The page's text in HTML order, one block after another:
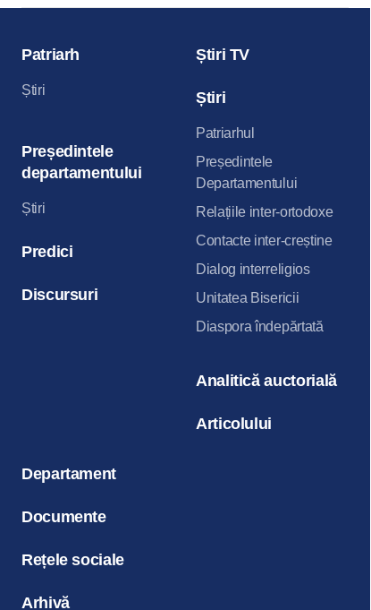
Patriarh
Știri
Președintele
departamentului
Știri
Predici
Discursuri
Știri TV
Știri
Patriarhul
Președintele
Departamentului
Relațiile inter-ortodoxe
Contacte inter-creștine
Dialog interreligios
Unitatea Bisericii
Diaspora îndepărtată
Analitică auctorială
Articolului
Departament
Documente
Rețele sociale
Arhivă